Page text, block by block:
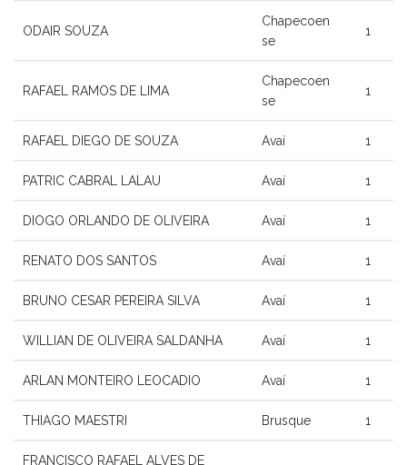
ODAIR SOUZA
Chapecoen
se
1
RAFAEL RAMOS DE LIMA
Chapecoen
se
1
RAFAEL DIEGO DE SOUZA Avaí 1
PATRIC CABRAL LALAU Avaí 1
DIOGO ORLANDO DE OLIVEIRA Avaí 1
RENATO DOS SANTOS Avaí 1
BRUNO CESAR PEREIRA SILVA Avaí 1
WILLIAN DE OLIVEIRA SALDANHA Avaí 1
ARLAN MONTEIRO LEOCADIO Avaí 1
THIAGO MAESTRI Brusque 1
FRANCISCO RAFAEL ALVES DE